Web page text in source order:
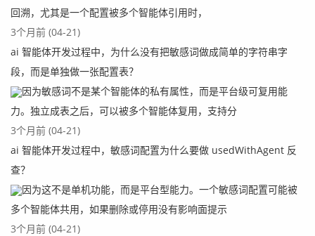
回溯，尤其是一个配置被多个智能体引用时，
3个月前 (04-21)
ai 智能体开发过程中，为什么没有把敏感词做成简单的字符串字
段，而是单独做一张配置表？
因为敏感词不是某个智能体的私有属性，而是平台级可复用能
力。独立成表之后，可以被多个智能体复用，支持分
3个月前 (04-21)
ai 智能体开发过程中，敏感词配置为什么要做 usedWithAgent 反
查？
因为这不是单机功能，而是平台型能力。一个敏感词配置可能被
多个智能体共用，如果删除或停用没有影响面提示
3个月前 (04-21)